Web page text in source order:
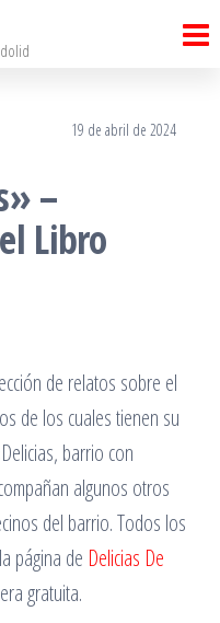
19 de abril de 2024
–
Libro
de relatos sobre el
de los cuales tienen su
barrio con
algunos otros
del barrio. Todos los
página de Delicias De
gratuita.